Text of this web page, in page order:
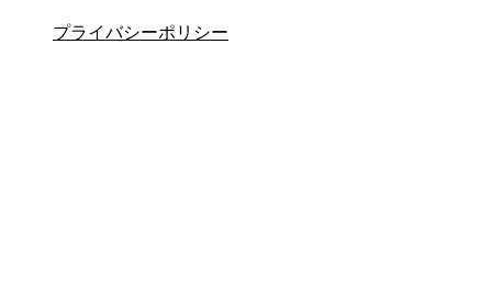
プライバシーポリシー